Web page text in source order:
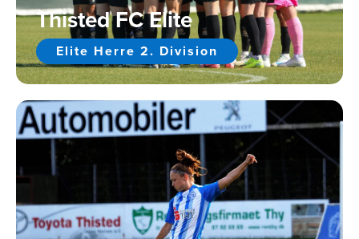
Thisted FC Elite
Elite Herre 2. Division